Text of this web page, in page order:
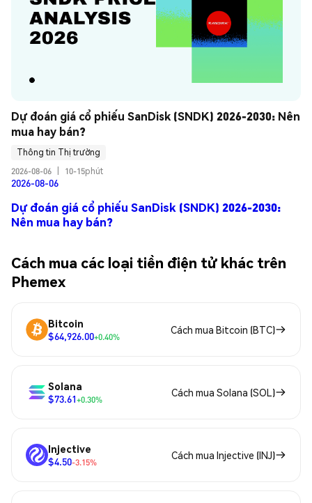
Dự đoán giá cổ phiếu SanDisk (SNDK) 2026-2030: Nên
mua hay bán?
Thông tin Thị trường
2026-08-06
10-15phút
2026-08-06
Dự đoán giá cổ phiếu SanDisk (SNDK) 2026-2030:
Nên mua hay bán?
Cách mua các loại tiền điện tử khác trên
Phemex
Bitcoin
$64,926.00+0.40%
Cách mua Bitcoin (BTC)
Solana
$73.61+0.30%
Cách mua Solana (SOL)
Injective
$4.50-3.15%
Cách mua Injective (INJ)